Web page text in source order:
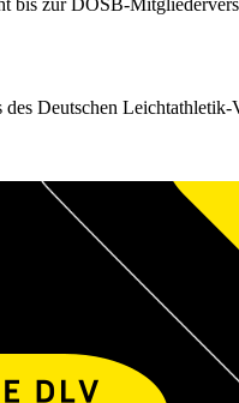
Deutschen Leichtathletik-